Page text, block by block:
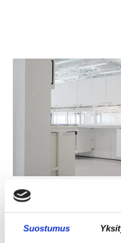
Suostumus
REKRY: TILA- JA
AIKAINEN)